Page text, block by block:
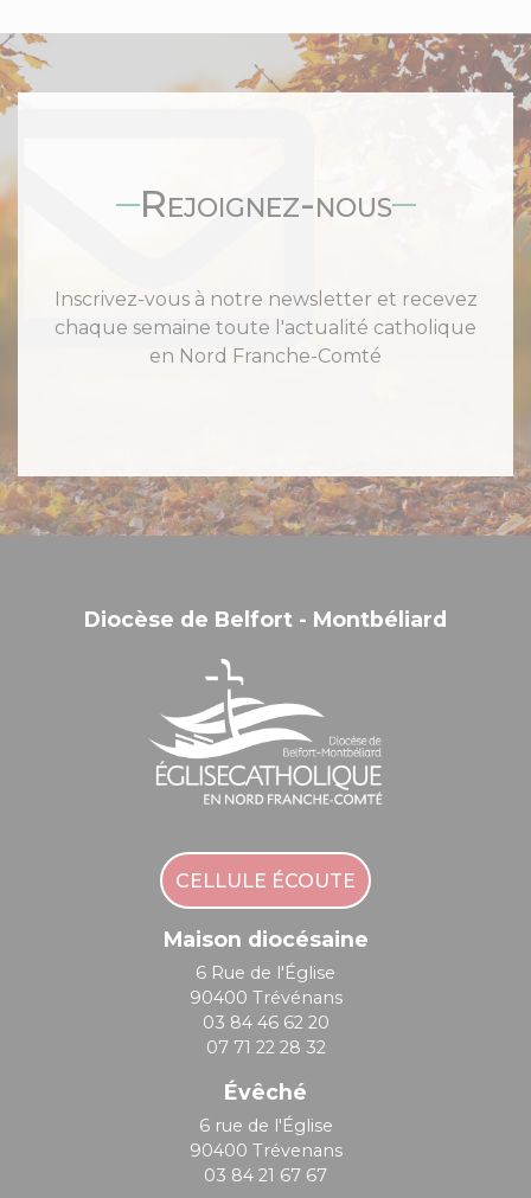
Rejoignez-nous
Inscrivez-vous à notre newsletter et recevez
chaque semaine toute l'actualité catholique
en Nord Franche-Comté
Diocèse de Belfort - Montbéliard
CELLULE ÉCOUTE
Maison diocésaine
6 Rue de l'Église
90400 Trévénans
03 84 46 62 20
07 71 22 28 32
Évêché
6 rue de l'Église
90400 Trévenans
03 84 21 67 67